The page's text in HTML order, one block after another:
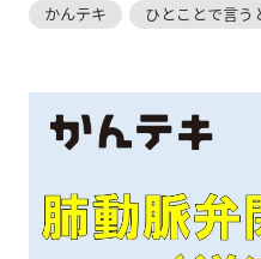
かんテキ ひとことで言